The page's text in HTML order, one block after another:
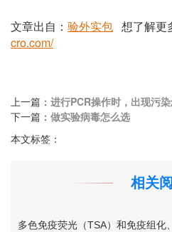
文章出自： 验外实包 想了解更
cro.com/
上一篇： 进行PCR操作时，出现污
下一篇： 做实验病毒怎么选
本文标签：
相关
多色免疫荧光（TSA）和免疫组化